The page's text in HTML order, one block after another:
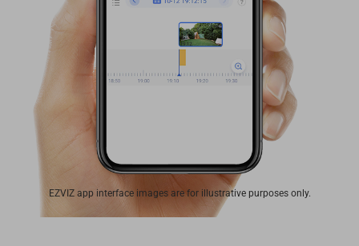
EZVIZ app interface images are for illustrative purposes only.